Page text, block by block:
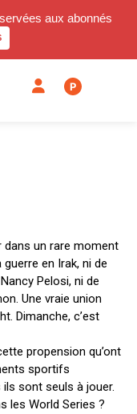
aux abonnés
P
dans un rare moment
en Irak, ni de
Pelosi, ni de
Une vraie union
Dimanche, c’est
propension qu’ont
sportifs
ils sont seuls à jouer.
les World Series ?